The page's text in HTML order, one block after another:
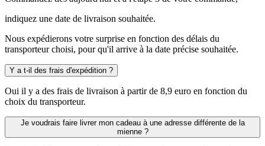
indiquez une date de livraison souhaitée.
Nous expédierons votre surprise en fonction des délais du
transporteur choisi, pour qu'il arrive à la date précise souhaitée.
Y a t-il des frais d'expédition ?
Oui il y a des frais de livraison à partir de 8,9 euro en fonction du
choix du transporteur.
Je voudrais faire livrer mon cadeau à une adresse différente de la
mienne ?